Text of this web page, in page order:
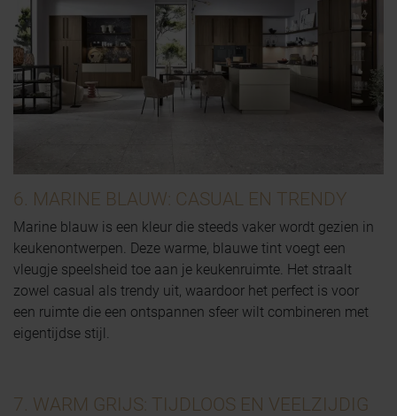
6. MARINE BLAUW: CASUAL EN TRENDY
Marine blauw is een kleur die steeds vaker wordt gezien in
keukenontwerpen. Deze warme, blauwe tint voegt een
vleugje speelsheid toe aan je keukenruimte. Het straalt
zowel casual als trendy uit, waardoor het perfect is voor
een ruimte die een ontspannen sfeer wilt combineren met
eigentijdse stijl.
7. WARM GRIJS: TIJDLOOS EN VEELZIJDIG